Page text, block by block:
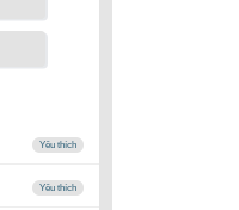
Yêu thích
Yêu thích